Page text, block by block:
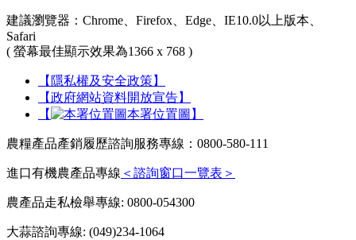
建議瀏覽器：Chrome、Firefox、Edge、IE10.0以上版本、
Safari
( 螢幕最佳顯示效果為1366 x 768 )
【隱私權及安全政策】
【政府網站資料開放宣告】
【
本署位置圖】
農糧產品產銷履歷諮詢服務專線：0800-580-111
進口有機農產品專線 ＜諮詢窗口一覽表＞
農產品走私檢舉專線: 0800-054300
大蒜諮詢專線: (049)234-1064